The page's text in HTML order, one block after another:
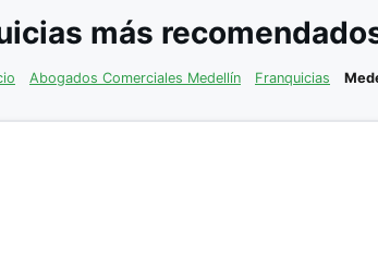
más
Abogados Comerciales Medellín Franquicias